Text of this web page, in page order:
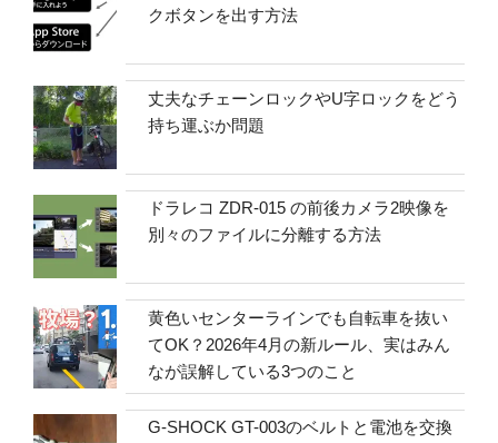
クボタンを出す方法
丈夫なチェーンロックやU字ロックをどう
持ち運ぶか問題
ドラレコ ZDR-015 の前後カメラ2映像を
別々のファイルに分離する方法
黄色いセンターラインでも自転車を抜い
てOK？2026年4月の新ルール、実はみん
なが誤解している3つのこと
G-SHOCK GT-003のベルトと電池を交換